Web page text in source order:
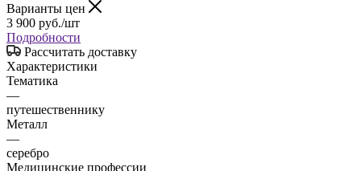
Варианты цен
3 900 руб./шт
Подробности
Рассчитать доставку
Характеристики
Тематика
—
путешественнику
Металл
—
серебро
Медицинские профессии